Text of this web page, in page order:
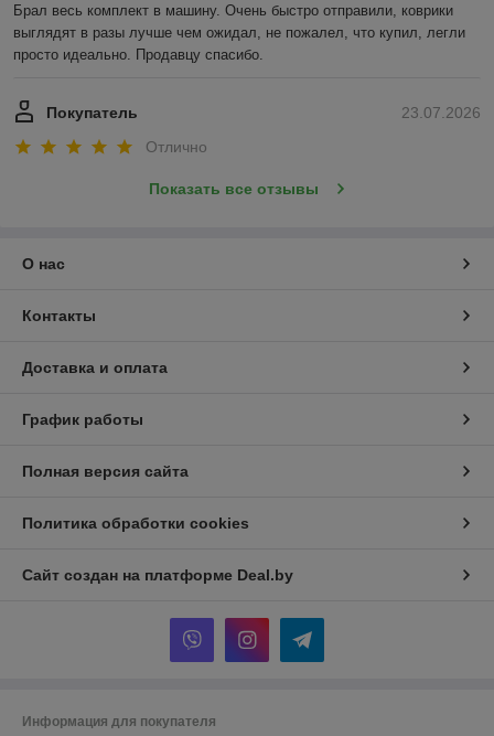
Брал весь комплект в машину. Очень быстро отправили, коврики
выглядят в разы лучше чем ожидал, не пожалел, что купил, легли
просто идеально. Продавцу спасибо.
23.07.2026
Покупатель
Отлично
Показать все отзывы
О нас
Контакты
Доставка и оплата
График работы
Полная версия сайта
Политика обработки cookies
Сайт создан на платформе Deal.by
Информация для покупателя